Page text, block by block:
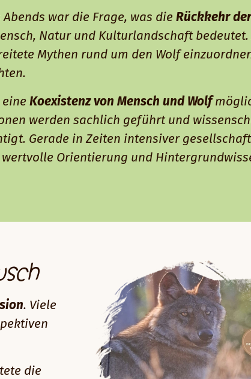
war die Frage, was die Rückkehr
Natur und Kulturlandschaft bedeutet.
Mythen rund um den Wolf
eine Koexistenz von Mensch und Wolf
werden sachlich geführt und
Gerade in Zeiten intensiver
Orientierung und
. Viele
die